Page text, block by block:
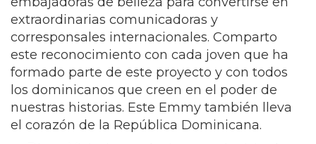
Ventana a Quisqueya.
Durante su gestión, Mayra Delgado recorrió
numerosas provincias dominicanas,
entrevistó a importantes figuras del arte, la
música, la cultura y el turismo, y presentó
reportajes que resaltan la diversidad y la